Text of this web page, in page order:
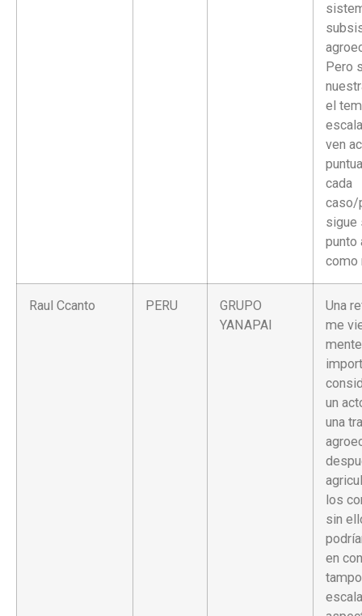
Pero
el
ven
cada
caso/
sigue
punto
como
Raul Ccanto PERU
GRUPO
YANAPAI
Una
me
un
una
los
sin
en